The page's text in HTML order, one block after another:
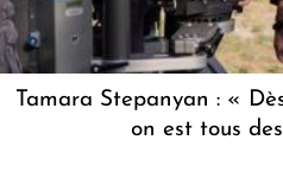
Tamara Stepanyan : «
on est tous